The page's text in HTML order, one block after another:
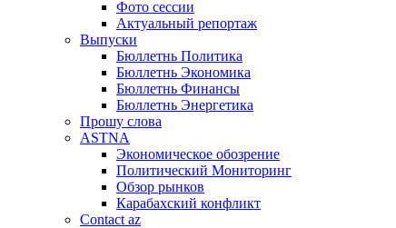
Фото сессии
Актуальный репортаж
Выпуски
Бюллетнь Политика
Бюллетнь Экономика
Бюллетнь Финансы
Бюллетнь Энергетика
Прошу слова
ASTNA
Экономическое обозрение
Политический Мониторинг
Обзор рынков
Карабахский конфликт
Contact az